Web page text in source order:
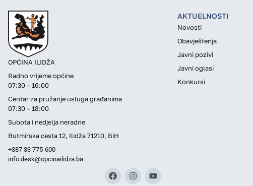
OPĆINA ILIDŽA
Radno vrijeme općine
07:30 – 16:00
Centar za pružanje usluga građanima
07:30 – 18:00
Subota i nedjelja neradne
Butmirska cesta 12, Ilidža 71210, BiH
+387 33 775-600
info.desk@opcinailidza.ba
AKTUELNOSTI
Novosti
Obavještenja
Javni pozivi
Javni oglasi
Konkursi